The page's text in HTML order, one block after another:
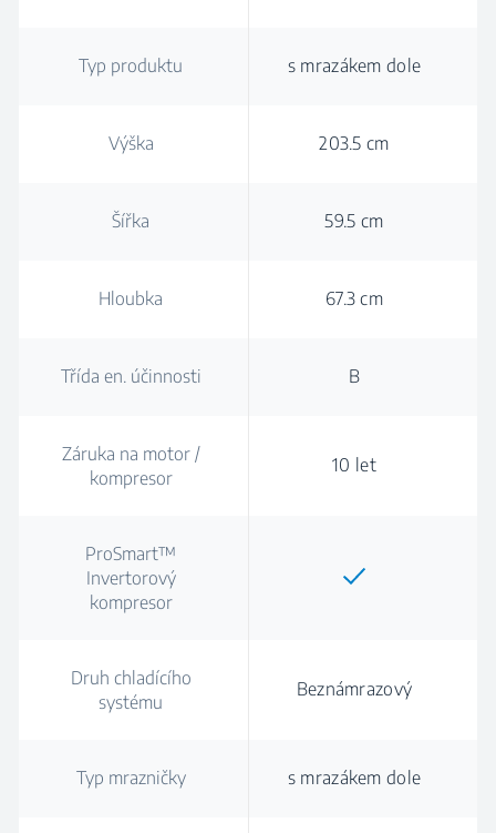
Typ produktu s mrazákem dole
Výška 203.5 cm
Šířka 59.5 cm
Hloubka 67.3 cm
Třída en. účinnosti B
Záruka na motor /
kompresor
10 let
ProSmart™
Invertorový
kompresor
Druh chladícího
systému
Beznámrazový
Typ mrazničky s mrazákem dole